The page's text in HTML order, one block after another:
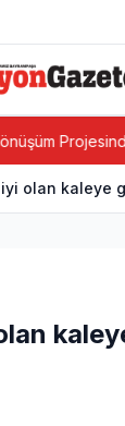
Projesinde
olan kaleye